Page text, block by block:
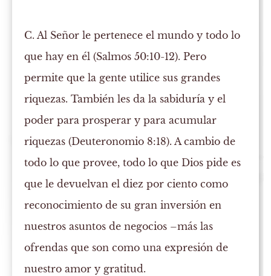
C.Al Señor le pertenece el mundo y todo lo
que hay en él (Salmos 50:10-12). Pero
permite que la gente utilice sus grandes
riquezas. También les da la sabiduría y el
poder para prosperar y para acumular
riquezas (Deuteronomio 8:18). A cambio de
todo lo que provee, todo lo que Dios pide es
que le devuelvan el diez por ciento como
reconocimiento de su gran inversión en
nuestros asuntos de negocios –más las
ofrendas que son como una expresión de
nuestro amor y gratitud.